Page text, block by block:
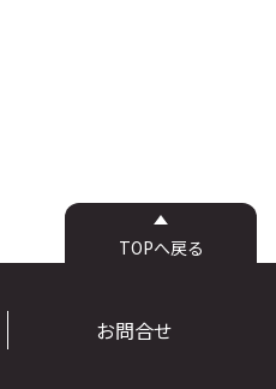
TOPへ戻る
お問合せ